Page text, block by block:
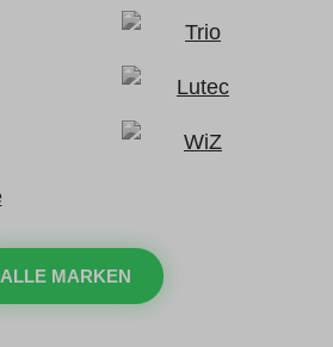
ALLE MARKEN